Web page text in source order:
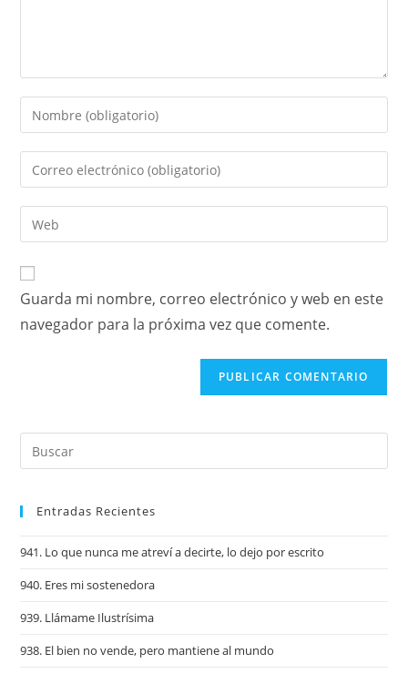
Guarda mi nombre, correo electrónico y web en este
navegador para la próxima vez que comente.
Entradas Recientes
941. Lo que nunca me atreví a decirte, lo dejo por escrito
940. Eres mi sostenedora
939. Llámame Ilustrísima
938. El bien no vende, pero mantiene al mundo